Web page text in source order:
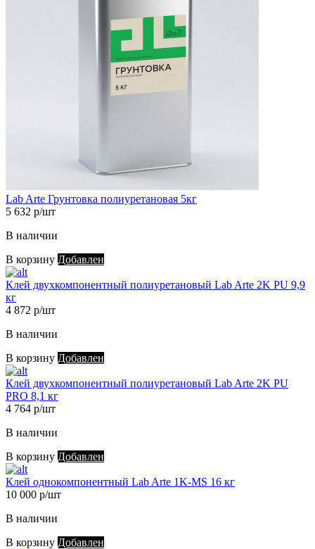
Lab Arte Грунтовка полиуретановая 5кг
5 632 р/шт
В наличии
В корзину Добавлен
Клей двухкомпонентный полиуретановый Lab Arte 2K PU 9,9
кг
4 872 р/шт
В наличии
В корзину Добавлен
Клей двухкомпонентный полиуретановый Lab Arte 2K PU
PRO 8,1 кг
4 764 р/шт
В наличии
В корзину Добавлен
Клей однокомпонентный Lab Arte 1K-MS 16 кг
10 000 р/шт
В наличии
В корзину Добавлен